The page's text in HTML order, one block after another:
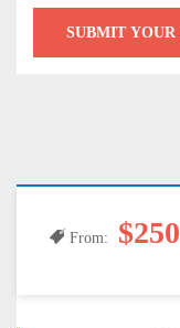
From: $250